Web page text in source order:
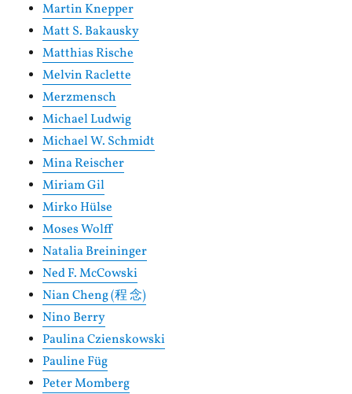
Martin Knepper
Matt S. Bakausky
Matthias Rische
Melvin Raclette
Merzmensch
Michael Ludwig
Michael W. Schmidt
Mina Reischer
Miriam Gil
Mirko Hülse
Moses Wolff
Natalia Breininger
Ned F. McCowski
Nian Cheng (程 念)
Nino Berry
Paulina Czienskowski
Pauline Füg
Peter Momberg